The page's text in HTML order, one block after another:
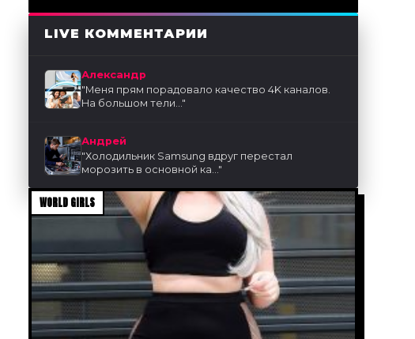
LIVE КОММЕНТАРИИ
Александр
"Меня прям порадовало качество 4K каналов.
На большом тели..."
Андрей
"Холодильник Samsung вдруг перестал
морозить в основной ка..."
WORLD GIRLS